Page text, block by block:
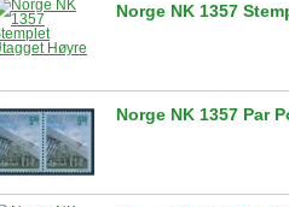
Norge NK 1357
Norge NK 1357 Par